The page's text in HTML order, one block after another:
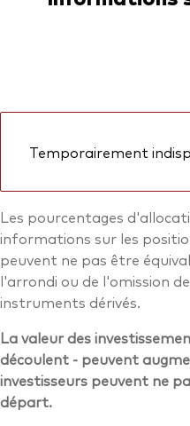
Temporairement
Les pourcentages
informations sur les
peuvent ne pas être
l'arrondi ou de l'omission
instruments dérivés.
La valeur des
découlent - peuvent
investisseurs peuvent ne
départ.